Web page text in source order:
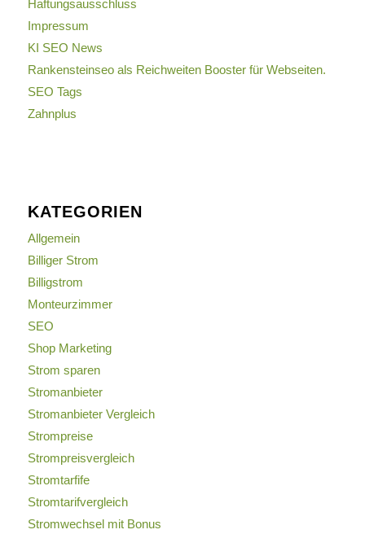
Haftungsausschluss
Impressum
KI SEO News
Rankensteinseo als Reichweiten Booster für Webseiten.
SEO Tags
Zahnplus
KATEGORIEN
Allgemein
Billiger Strom
Billigstrom
Monteurzimmer
SEO
Shop Marketing
Strom sparen
Stromanbieter
Stromanbieter Vergleich
Strompreise
Strompreisvergleich
Stromtarfife
Stromtarifvergleich
Stromwechsel mit Bonus